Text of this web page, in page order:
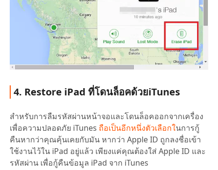
4. Restore iPad ที่โดนล็อคด้วยiTunes
สำหรับการลืมรหัสผ่านหน้าจอและโดนล็อคออกจากเครื่อง
เพื่อความปลอดภัย iTunes ถือเป็นอีกหนึ่งตัวเลือกในการกู้
คืนหากว่าคุณคุ้นเคยกับมัน หากว่า Apple ID ถูกลงชื่อเข้า
ใช้งานไว้ใน iPad อยู่แล้ว เพียงแค่คุณต้องใส่ Apple ID และ
รหัสผ่าน เพื่อกู้คืนข้อมูล iPad จาก iTunes